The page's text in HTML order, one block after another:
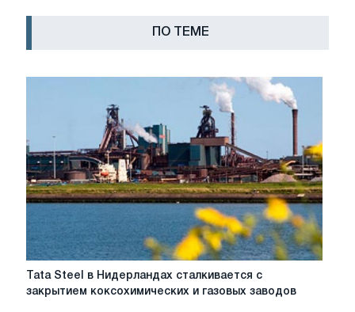
ПО ТЕМЕ
Tata
Tata Steel в Нидерландах сталкивается с
закрытием коксохимических и газовых заводов